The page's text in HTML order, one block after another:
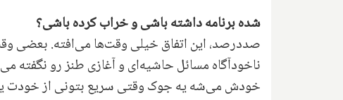
شده برنامه داشته باشی و خراب کرده باشی؟
صددرصد، این اتفاق خیلی وقت‌ها می‌افته. بعضی
ناخودآگاه مسائل حاشیه‌ای و آغازی طنز رو
خودش می‌شه یه جوک وقتی سریع بتونی از خودت